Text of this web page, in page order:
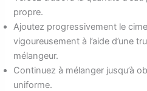
propre.
Ajoutez progressivement le
vigoureusement à l’aide d’une
mélangeur.
Continuez à mélanger jusqu’à
uniforme.